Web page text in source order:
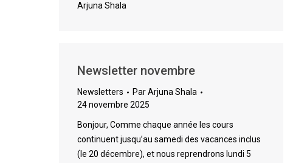
Arjuna Shala
Newsletter novembre
Newsletters ParArjuna Shala
24 novembre 2025
Bonjour, Comme chaque année les cours
continuent jusqu’au samedi des vacances inclus
(le 20 décembre), et nous reprendrons lundi 5